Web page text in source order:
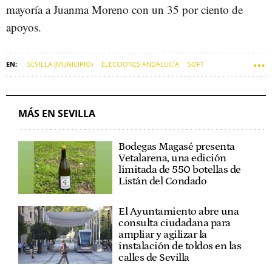
mayoría a Juanma Moreno con un 35 por ciento de
apoyos.
SEVILLA (MUNICIPIO) ELECCIONES ANDALUCÍA SOFT
MÁS EN SEVILLA
Bodegas Magasé presenta
Vetalarena, una edición
limitada de 550 botellas de
Listán del Condado
El Ayuntamiento abre una
consulta ciudadana para
ampliar y agilizar la
instalación de toldos en las
calles de Sevilla